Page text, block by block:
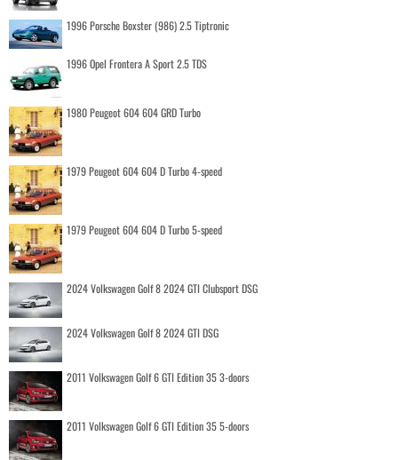
1996 Porsche Boxster (986) 2.5 Tiptronic
1996 Opel Frontera A Sport 2.5 TDS
1980 Peugeot 604 604 GRD Turbo
1979 Peugeot 604 604 D Turbo 4-speed
1979 Peugeot 604 604 D Turbo 5-speed
2024 Volkswagen Golf 8 2024 GTI Clubsport DSG
2024 Volkswagen Golf 8 2024 GTI DSG
2011 Volkswagen Golf 6 GTI Edition 35 3-doors
2011 Volkswagen Golf 6 GTI Edition 35 5-doors